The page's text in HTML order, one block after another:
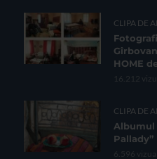
CLIPA DE
HOME
16.212
CLIPA DE
Albumul
Pallady”
6.596